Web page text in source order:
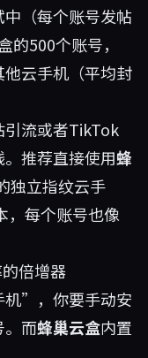
（每个账号发帖
500个账号，
云手机（平均封
引流或者TikTok
推荐直接使用蜂
独立指纹云手
，每个账号也像
倍增器
机”，你要手动安
。而蜂巢云盒内置